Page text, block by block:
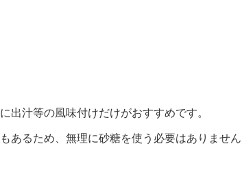
出汁等の風味付けだけがおすすめです。
あるため、無理に砂糖を使う必要はありません